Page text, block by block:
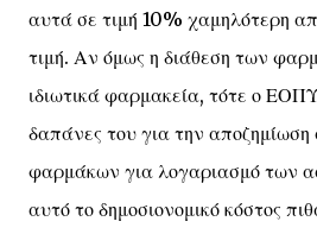
αυτά σε τιμή 10% χαμηλότερη
τιμή. Αν όμως η διάθεση των
ιδιωτικά φαρμακεία, τότε ο
δαπάνες του για την
φαρμάκων για λογαριασμό των
αυτό το δημοσιονομικό κόστος